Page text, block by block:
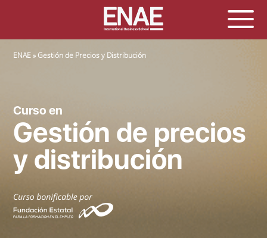
SOBRESCRIBIR ENLACES DE AYUDA A LA NAVEGACIÓN
ENAE Gestión de Precios y Distribución
Curso en
Gestión de precios
y distribución